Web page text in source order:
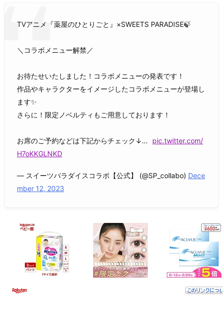
TVアニメ『薬屋のひとりごと』×SWEETS PARADISE🍃
＼コラボメニュー解禁／
お待たせいたしました！コラボメニューの発表です！
作品やキャラクターをイメージしたコラボメニューが登場し
ます✨
さらに！限定ノベルティもご用意しております！
お席のご予約などは下記からチェック↓…
pic.twitter.com/
H7oKKGLNKD
— スイーツパラダイスコラボ【公式】 (@SP_collabo) Dece
mber 12, 2023